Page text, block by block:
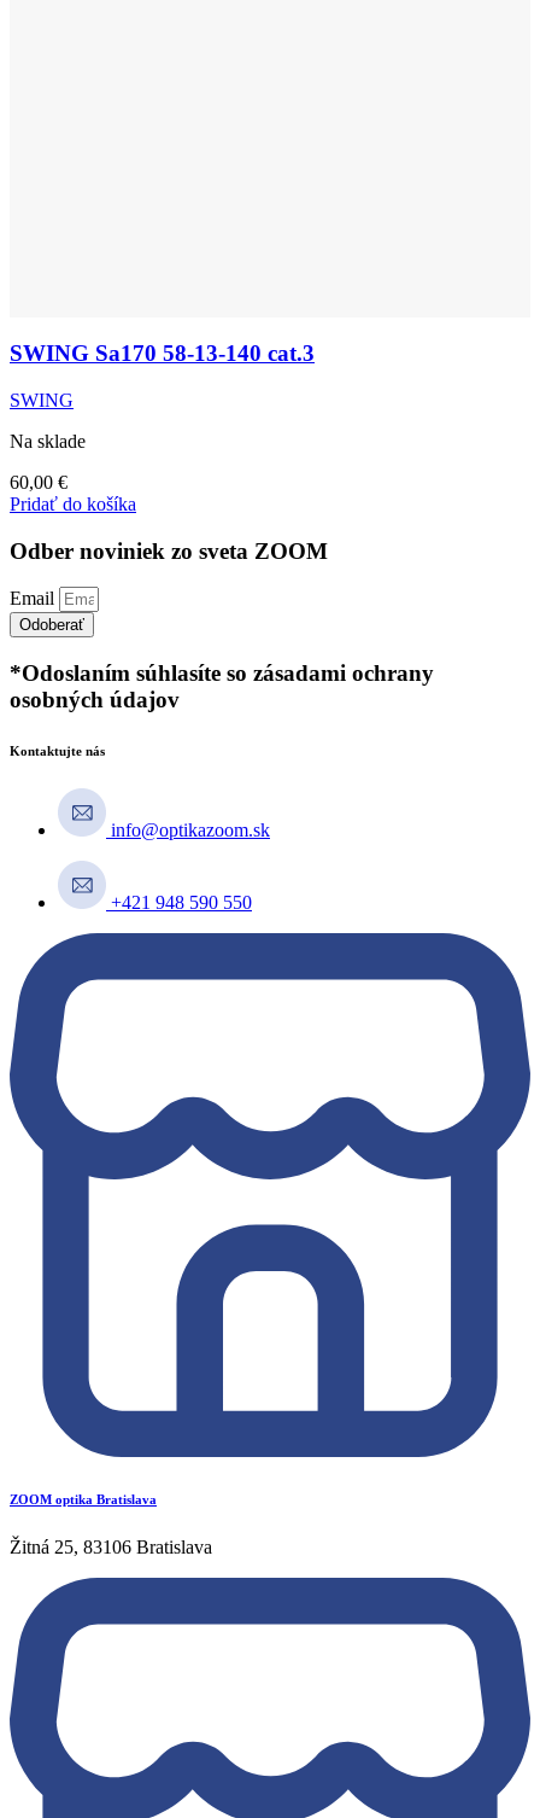
SWING Sa170 58-13-140 cat.3
SWING
Na sklade
60,00 €
Pridať do košíka
Odber noviniek zo sveta ZOOM
Email
Odoberať
*Odoslaním súhlasíte so zásadami ochrany
osobných údajov
Kontaktujte nás
info@optikazoom.sk
+421 948 590 550
ZOOM optika Bratislava
Žitná 25, 83106 Bratislava